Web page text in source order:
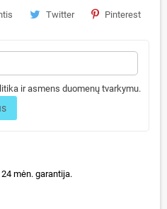
Twitter Pinterest
ir asmens duomenų tvarkymu.
mėn. garantija.